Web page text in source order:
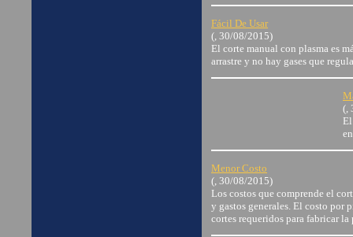
Fácil De Usar
(, 30/08/2015)
El corte manual con plasma es
arrastre y no hay gases que
(,
Menor Costo
(, 30/08/2015)
Los costos que comprende el
y gastos generales. El costo por
cortes requeridos para fabricar